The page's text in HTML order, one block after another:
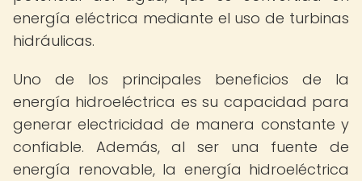
energía eléctrica mediante el uso de turbinas
hidráulicas.
Uno de los principales beneficios de la
energía hidroeléctrica es su capacidad para
generar electricidad de manera constante y
confiable. Además, al ser una fuente de
energía renovable, la energía hidroeléctrica